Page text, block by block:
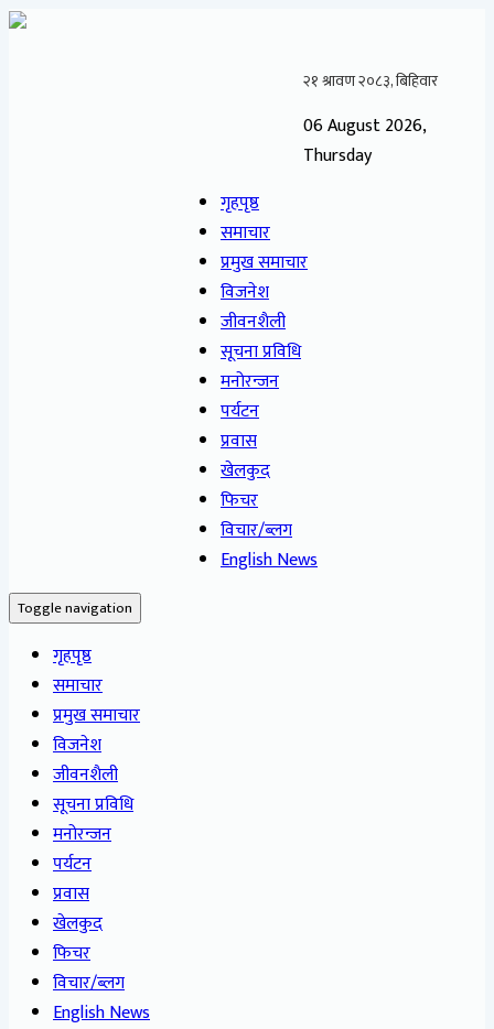
06 August 2026,
Thursday
गृहपृष्ठ
समाचार
प्रमुख समाचार
विजनेश
जीवनशैली
सूचना प्रविधि
मनोरन्जन
पर्यटन
प्रवास
खेलकुद
फिचर
विचार/ब्लग
English News
Toggle navigation
गृहपृष्ठ
समाचार
प्रमुख समाचार
विजनेश
जीवनशैली
सूचना प्रविधि
मनोरन्जन
पर्यटन
प्रवास
खेलकुद
फिचर
विचार/ब्लग
English News